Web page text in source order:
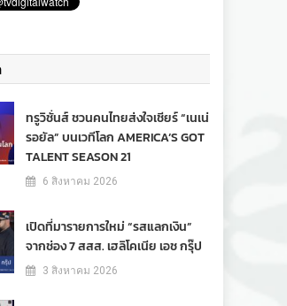
ทรูวิชั่นส์ ชวนคนไทยส่งใจเชียร์ “เนเน่
รอยัล” บนเวทีโลก AMERICA’S GOT
TALENT SEASON 21
6 สิงหาคม 2026
เปิดที่มารายการใหม่ “รสแลกเงิน”
จากช่อง 7 สสส. เฮลิโคเนีย เอช กรุ๊ป
3 สิงหาคม 2026